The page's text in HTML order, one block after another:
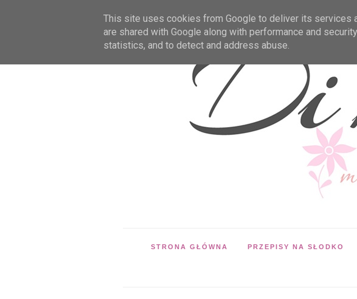
STRONA GŁÓWNA PRZEPISY NA SŁODKO
This site uses cookies from Google to deliver its services
are shared with Google along with performance and
statistics, and to detect and address abuse.